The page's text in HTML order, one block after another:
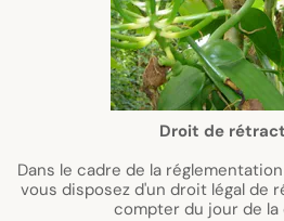
Droit de
Dans le cadre de la
vous disposez d'un droit légal de
compter du jour de la